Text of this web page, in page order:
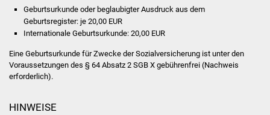
Geburtsurkunde oder beglaubigter Ausdruck aus dem
Geburtsregister: je 20,00 EUR
Internationale Geburtsurkunde: 20,00 EUR
Eine Geburtsurkunde für Zwecke der Sozialversicherung ist unter den
Voraussetzungen des § 64 Absatz 2 SGB X gebührenfrei (Nachweis
erforderlich).
HINWEISE